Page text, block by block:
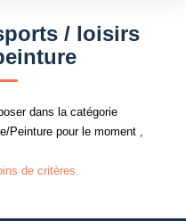
PRO
Surface min
/ loisirs
dans la catégorie
pour le moment ,
de critères.